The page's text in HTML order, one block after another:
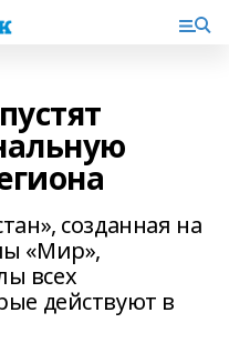
созданная на
«Мир»,
всех
действуют в